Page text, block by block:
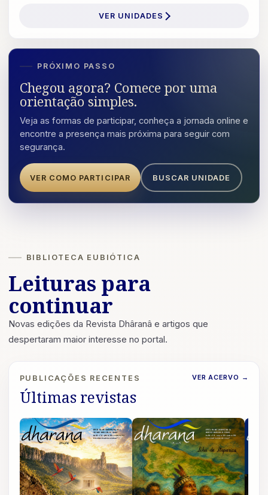
VER UNIDADES
PRÓXIMO PASSO
Chegou agora? Comece por uma
orientação simples.
Veja as formas de participar, conheça a jornada online e
encontre a presença mais próxima para seguir com
segurança.
VER COMO PARTICIPAR BUSCAR UNIDADE
BIBLIOTECA EUBIÓTICA
Leituras para
continuar
Novas edições da Revista Dhâranâ e artigos que
despertaram maior interesse no portal.
PUBLICAÇÕES RECENTES
Últimas revistas
VER ACERVO →